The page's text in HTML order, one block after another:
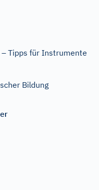
Tipps für Instrumente
Bildung